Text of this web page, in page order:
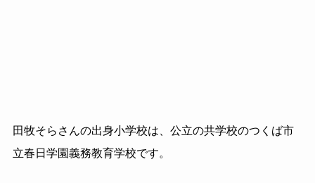
田牧そらさんの出身小学校は、公立の共学校のつくば市
立春日学園義務教育学校です。